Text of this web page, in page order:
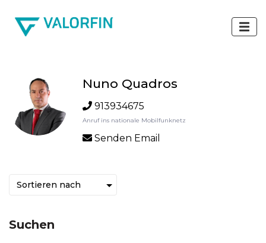
Nuno Quadros
913934675
Anruf ins nationale Mobilfunknetz
Senden Email
Suchen